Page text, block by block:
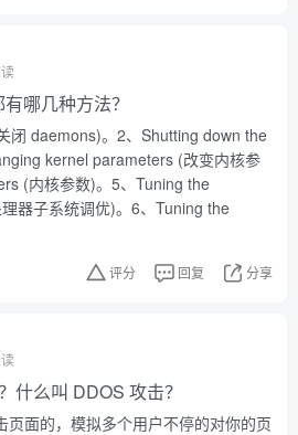
哪几种方法？
闭 daemons)。2、Shutting down the
kernel parameters (改变内核参
(内核参数)。5、Tuning the
器子系统调优)。6、Tuning the
评分 回复 分享
什么叫 DDOS 攻击？
页面的，模拟多个用户不停的对你的页